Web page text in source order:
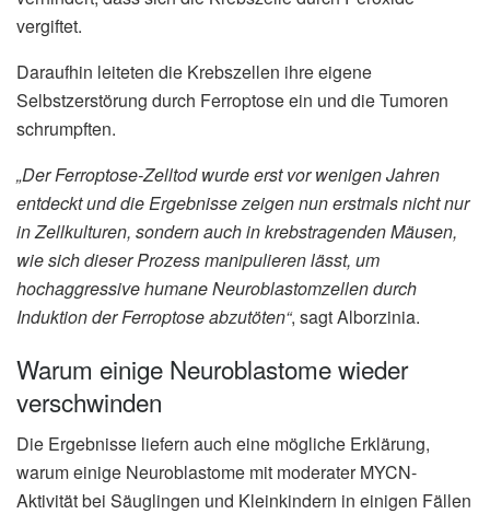
vergiftet.
Daraufhin leiteten die Krebszellen ihre eigene
Selbstzerstörung durch Ferroptose ein und die Tumoren
schrumpften.
„Der Ferroptose-Zelltod wurde erst vor wenigen Jahren
entdeckt und die Ergebnisse zeigen nun erstmals nicht nur
in Zellkulturen, sondern auch in krebstragenden Mäusen,
wie sich dieser Prozess manipulieren lässt, um
hochaggressive humane Neuroblastomzellen durch
Induktion der Ferroptose abzutöten“, sagt Alborzinia.
Warum einige Neuroblastome wieder
verschwinden
Die Ergebnisse liefern auch eine mögliche Erklärung,
warum einige Neuroblastome mit moderater MYCN-
Aktivität bei Säuglingen und Kleinkindern in einigen Fällen